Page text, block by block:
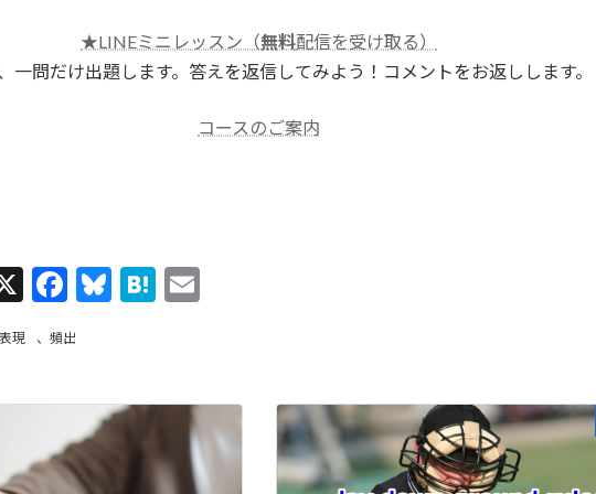
★LINEミニレッスン（無料配信を受け取る）
一問だけ出題します。答えを返信してみよう！コメントをお返しします。
コースのご案内
X
F
ac
e
o
o
Bl H
現 、 頻出